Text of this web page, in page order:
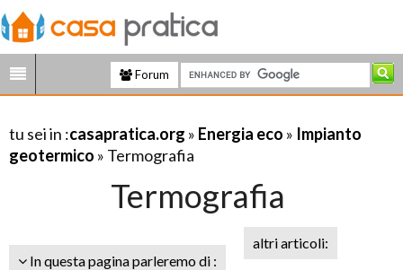
Forum
tu sei in :casapratica.org » Energia eco » Impianto
geotermico » Termografia
Termografia
In questa pagina parleremo di :
altri articoli: